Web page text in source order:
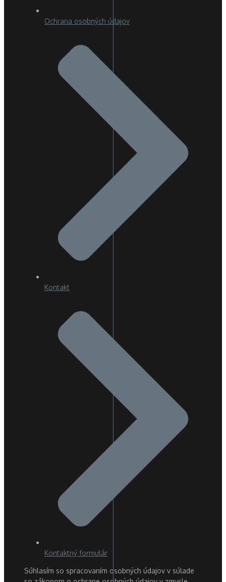
Ochrana osobných údajov
Kontakt
Kontaktný formulár
Súhlasím so spracovaním osobných údajov v súlade